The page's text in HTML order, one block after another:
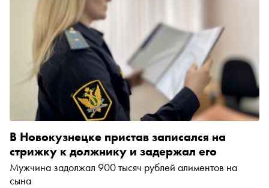
В Новокузнецке пристав записался на
стрижку к должнику и задержал его
Мужчина задолжал 900 тысяч рублей алиментов на
сына